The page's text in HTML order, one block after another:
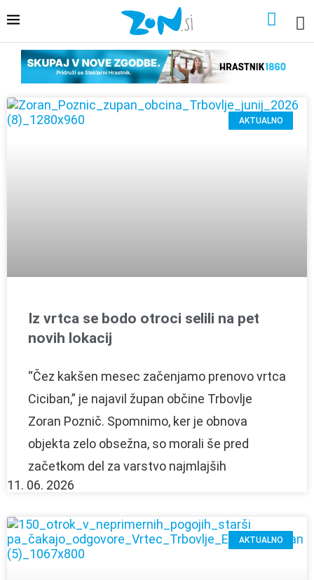
AKTUALNO
Iz vrtca se bodo otroci selili na pet
novih lokacij
“Čez kakšen mesec začenjamo prenovo vrtca
Ciciban,” je najavil župan občine Trbovlje
Zoran Poznič. Spomnimo, ker je obnova
objekta zelo obsežna, so morali še pred
začetkom del za varstvo najmlajših
11. 06. 2026
AKTUALNO